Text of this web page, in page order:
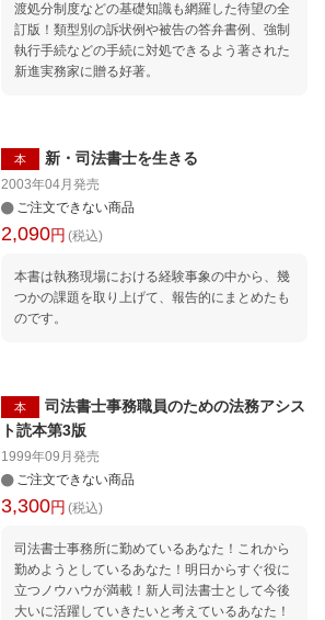
渡処分制度などの基礎知識も網羅した待望の全
訂版！類型別の訴状例や被告の答弁書例、強制
執行手続などの手続に対処できるよう著された
新進実務家に贈る好著。
本 新・司法書士を生きる
2003年04月 発売
ご注文できない商品
2,090円 (税込)
本書は執務現場における経験事象の中から、幾
つかの課題を取り上げて、報告的にまとめたも
のです。
本
司法書士事務職員のための法務アシス
ト読本第3版
1999年09月 発売
ご注文できない商品
3,300円 (税込)
司法書士事務所に勤めているあなた！これから
勤めようとしているあなた！明日からすぐ役に
立つノウハウが満載！新人司法書士として今後
大いに活躍していきたいと考えているあなた！